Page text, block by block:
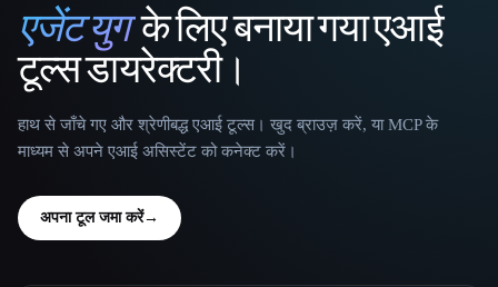
That AI Collection
एजेंट युगके लिए बनाया गया एआई
टूल्स डायरेक्टरी।
हाथ से जाँचे गए और श्रेणीबद्ध एआई टूल्स। खुद ब्राउज़ करें, या MCP के
माध्यम से अपने एआई असिस्टेंट को कनेक्ट करें।
अपना टूल जमा करें→